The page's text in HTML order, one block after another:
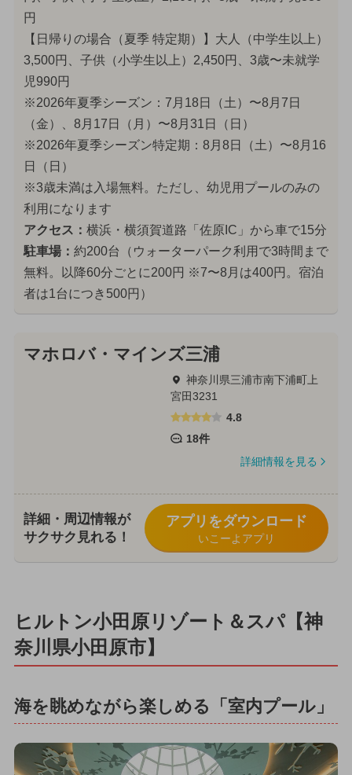
円
【日帰りの場合（夏季 特定期）】大人（中学生以上）
3,500円、子供（小学生以上）2,450円、3歳〜未就学
児990円
※2026年夏季シーズン：7月18日（土）〜8月7日
（金）、8月17日（月）〜8月31日（日）
※2026年夏季シーズン特定期：8月8日（土）〜8月16
日（日）
※3歳未満は入場無料。ただし、幼児用プールのみの
利用になります
アクセス： 横浜・横須賀道路「佐原IC」から車で15分
駐車場： 約200台（ウォーターパーク利用で3時間まで
無料。以降60分ごとに200円 ※7〜8月は400円。宿泊
者は1台につき500円）
マホロバ・マインズ三浦
神奈川県三浦市南下浦町上
宮田3231
4.8
18件
詳細情報を見る
詳細・周辺情報が
サクサク見れる！
アプリをダウンロード
いこーよアプリ
ヒルトン小田原リゾート＆スパ【神
奈川県小田原市】
海を眺めながら楽しめる「室内プール」